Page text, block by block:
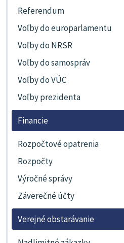
Referendum
Voľby do europarlamentu
Voľby do NRSR
Voľby do samospráv
Voľby do VÚC
Voľby prezidenta
Financie
Rozpočtové opatrenia
Rozpočty
Výročné správy
Záverečné účty
Verejné obstarávanie